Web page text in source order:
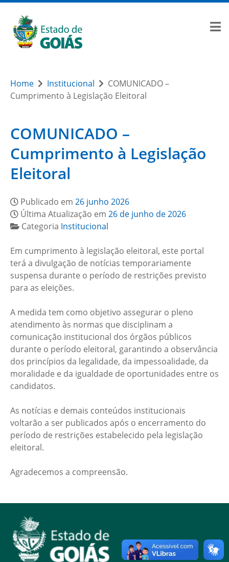
Home Institucional
COMUNICADO –
Cumprimento à Legislação Eleitoral
COMUNICADO –
Cumprimento à Legislação
Eleitoral
Publicado em 26 junho 2026
Última Atualização em 26 de junho de 2026
Categoria Institucional
Em cumprimento à legislação eleitoral, este portal
terá a divulgação de notícias temporariamente
suspensa durante o período de restrições previsto
para as eleições.
A medida tem como objetivo assegurar o pleno
atendimento às normas que disciplinam a
comunicação institucional dos órgãos públicos
durante o período eleitoral, garantindo a observância
dos princípios da legalidade, da impessoalidade, da
moralidade e da igualdade de oportunidades entre os
candidatos.
As notícias e demais conteúdos institucionais
voltarão a ser publicados após o encerramento do
período de restrições estabelecido pela legislação
eleitoral.
Agradecemos a compreensão.